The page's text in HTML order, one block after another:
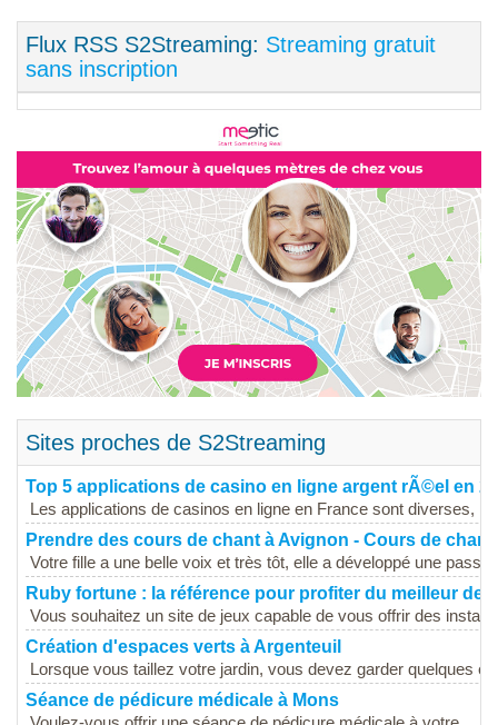
Flux RSS S2Streaming: Streaming gratuit
sans inscription
Sites proches de S2Streaming
Top 5 applications de casino en ligne argent rÃ©el en
Les applications de casinos en ligne en France sont diverses,
Prendre des cours de chant à Avignon - Cours de
Votre fille a une belle voix et très tôt, elle a développé une
Ruby fortune : la référence pour profiter du meilleur
Vous souhaitez un site de jeux capable de vous offrir des
Création d'espaces verts à Argenteuil
Lorsque vous taillez votre jardin, vous devez garder quelques
Séance de pédicure médicale à Mons